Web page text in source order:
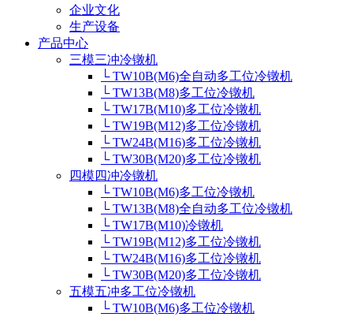
企业文化
生产设备
产品中心
三模三冲冷镦机
└ TW10B(M6)全自动多工位冷镦机
└ TW13B(M8)多工位冷镦机
└ TW17B(M10)多工位冷镦机
└ TW19B(M12)多工位冷镦机
└ TW24B(M16)多工位冷镦机
└ TW30B(M20)多工位冷镦机
四模四冲冷镦机
└ TW10B(M6)多工位冷镦机
└ TW13B(M8)全自动多工位冷镦机
└ TW17B(M10)冷镦机
└ TW19B(M12)多工位冷镦机
└ TW24B(M16)多工位冷镦机
└ TW30B(M20)多工位冷镦机
五模五冲多工位冷镦机
└ TW10B(M6)多工位冷镦机